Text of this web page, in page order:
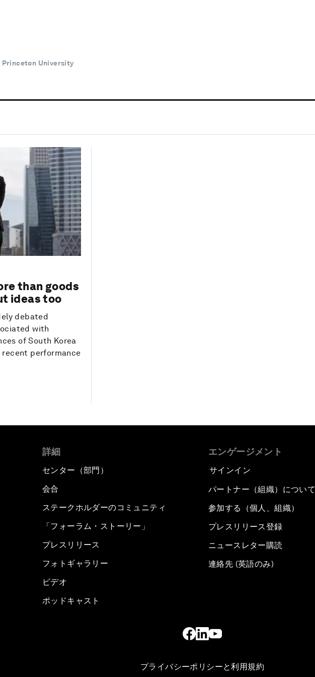
Princeton University
than goods
ideas too
debated
with
of South Korea
performance
詳細
センター（部門）
会合
ステークホルダーのコミュニティ
「フォーラム・ストーリー」
プレスリリース
フォトギャラリー
ビデオ
ポッドキャスト
エンゲージメント
サインイン
パートナー（組織）について
参加する（個人、組織）
プレスリリース登録
ニュースレター購読
連絡先 (英語のみ)
プライバシーポリシーと利用規約